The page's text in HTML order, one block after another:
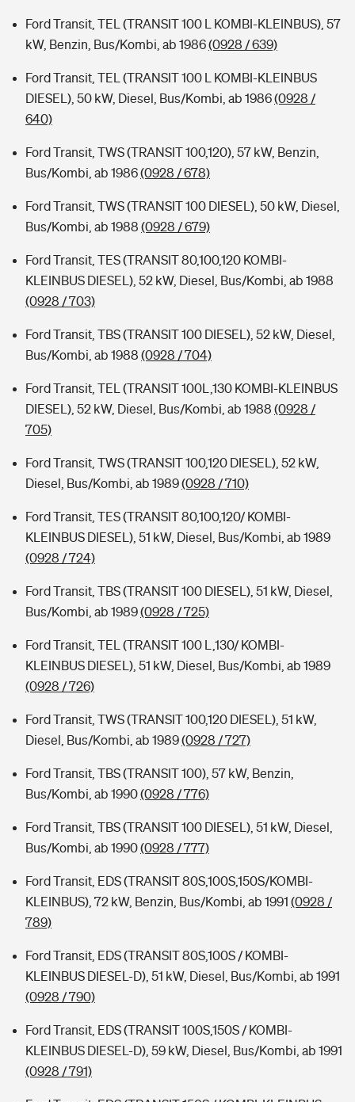
Ford Transit, TEL (TRANSIT 100 L KOMBI-KLEINBUS), 57
kW, Benzin, Bus/Kombi, ab 1986(0928 / 639)
Ford Transit, TEL (TRANSIT 100 L KOMBI-KLEINBUS
DIESEL), 50 kW, Diesel, Bus/Kombi, ab 1986(0928 /
640)
Ford Transit, TWS (TRANSIT 100,120), 57 kW, Benzin,
Bus/Kombi, ab 1986(0928 / 678)
Ford Transit, TWS (TRANSIT 100 DIESEL), 50 kW, Diesel,
Bus/Kombi, ab 1988 (0928 / 679)
Ford Transit, TES (TRANSIT 80,100,120 KOMBI-
KLEINBUS DIESEL), 52 kW, Diesel, Bus/Kombi, ab 1988
(0928 / 703)
Ford Transit, TBS (TRANSIT 100 DIESEL), 52 kW, Diesel,
Bus/Kombi, ab 1988 (0928 / 704)
Ford Transit, TEL (TRANSIT 100L,130 KOMBI-KLEINBUS
DIESEL), 52 kW, Diesel, Bus/Kombi, ab 1988 (0928 /
705)
Ford Transit, TWS (TRANSIT 100,120 DIESEL), 52 kW,
Diesel, Bus/Kombi, ab 1989(0928 / 710)
Ford Transit, TES (TRANSIT 80,100,120/ KOMBI-
KLEINBUS DIESEL), 51 kW, Diesel, Bus/Kombi, ab 1989
(0928 / 724)
Ford Transit, TBS (TRANSIT 100 DIESEL), 51 kW, Diesel,
Bus/Kombi, ab 1989(0928 / 725)
Ford Transit, TEL (TRANSIT 100 L,130/ KOMBI-
KLEINBUS DIESEL), 51 kW, Diesel, Bus/Kombi, ab 1989
(0928 / 726)
Ford Transit, TWS (TRANSIT 100,120 DIESEL), 51 kW,
Diesel, Bus/Kombi, ab 1989(0928 / 727)
Ford Transit, TBS (TRANSIT 100), 57 kW, Benzin,
Bus/Kombi, ab 1990(0928 / 776)
Ford Transit, TBS (TRANSIT 100 DIESEL), 51 kW, Diesel,
Bus/Kombi, ab 1990(0928 / 777)
Ford Transit, EDS (TRANSIT 80S,100S,150S/KOMBI-
KLEINBUS), 72 kW, Benzin, Bus/Kombi, ab 1991 (0928 /
789)
Ford Transit, EDS (TRANSIT 80S,100S / KOMBI-
KLEINBUS DIESEL-D), 51 kW, Diesel, Bus/Kombi, ab 1991
(0928 / 790)
Ford Transit, EDS (TRANSIT 100S,150S / KOMBI-
KLEINBUS DIESEL-D), 59 kW, Diesel, Bus/Kombi, ab 1991
(0928 / 791)